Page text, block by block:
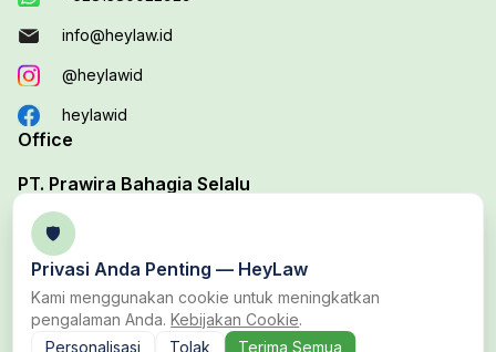
info@heylaw.id
@heylawid
heylawid
Office
PT. Prawira Bahagia Selalu
Your Trusted Legal Edutech Platform
Office 1 :
Harapan Baru, Bekasi Utara, Bekasi
🛡️
Privasi Anda Penting — HeyLaw
Kami menggunakan cookie untuk meningkatkan
pengalaman Anda. Kebijakan Cookie.
Personalisasi
Tolak Terima Semua